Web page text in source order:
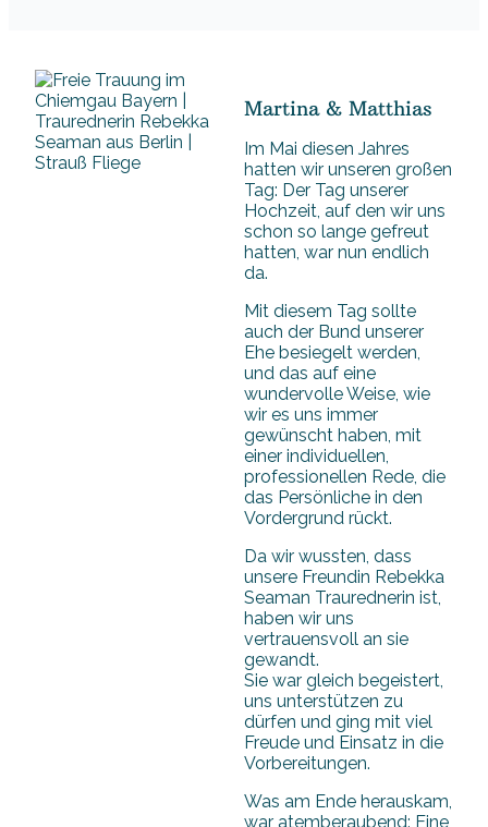
Martina & Matthias
Im Mai diesen Jahres
hatten wir unseren großen
Tag: Der Tag unserer
Hochzeit, auf den wir uns
schon so lange gefreut
hatten, war nun endlich
da.
Mit diesem Tag sollte
auch der Bund unserer
Ehe besiegelt werden,
und das auf eine
wundervolle Weise, wie
wir es uns immer
gewünscht haben, mit
einer individuellen,
professionellen Rede, die
das Persönliche in den
Vordergrund rückt.
Da wir wussten, dass
unsere Freundin Rebekka
Seaman Traurednerin ist,
haben wir uns
vertrauensvoll an sie
gewandt.
Sie war gleich begeistert,
uns unterstützen zu
dürfen und ging mit viel
Freude und Einsatz in die
Vorbereitungen.
Was am Ende herauskam,
war atemberaubend: Eine